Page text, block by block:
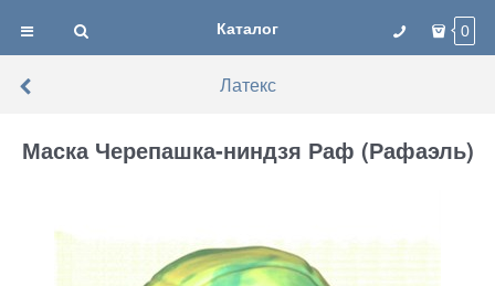
Каталог 0
Латекс
Маска Черепашка-ниндзя Раф (Рафаэль)